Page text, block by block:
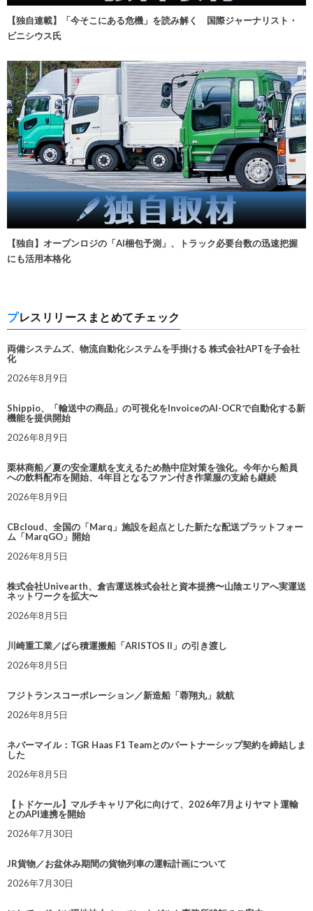
【独自連載】「今そこにある危機」を読み解く 国際ジャーナリスト・
ビニシウス氏
【独自】オープンロジの「AI梱包予測」、トラック必要台数の迅速把握
にも活用本格化
プレスリリースまとめてチェック
両備システムズ、物流自動化システムを手掛ける 株式会社APTを子会社
化
2026年8月9日
Shippio、「輸送中の商品」の可視化をInvoiceのAI-OCRで自動化する新
機能を提供開始
2026年8月9日
栗林商船／夏の安全運航を支えるため熱中症対策を強化。今年から船員
への飲料配布を開始、4年目となるファン付き作業服の支給も継続
2026年8月9日
CBcloud、全国の「Marq」施設を起点とした新たな配送プラットフォー
ム「MarqGO」開始
2026年8月5日
株式会社Univearth、倉吉運送株式会社と資本提携〜山陰エリアへ実運送
ネットワークを拡大〜
2026年8月5日
川崎重工業／ばら積運搬船「ARISTOS II」の引き渡し
2026年8月5日
フジトランスコーポレーション／新造船「蓉翔丸」就航
2026年8月5日
ネバーマイル：TGR Haas F1 Teamとのパートナーシップ契約を締結しま
した
2026年8月5日
【トドケール】マルチキャリア化に向けて、2026年7月よりヤマト運輸
とのAPI連携を開始
2026年7月30日
JR貨物／お盆休み期間の貨物列車の運転計画について
2026年7月30日